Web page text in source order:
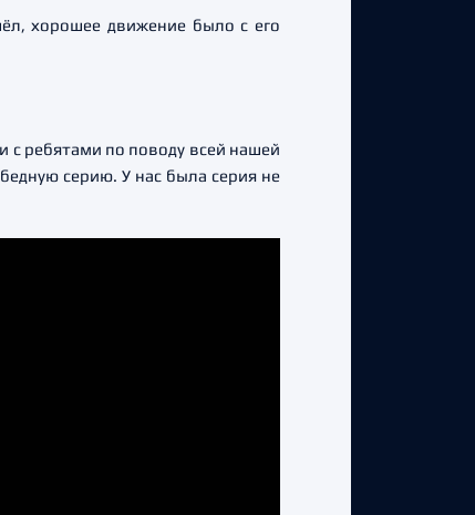
хорошее движение было с его
с ребятами по поводу всей нашей
серию. У нас была серия не